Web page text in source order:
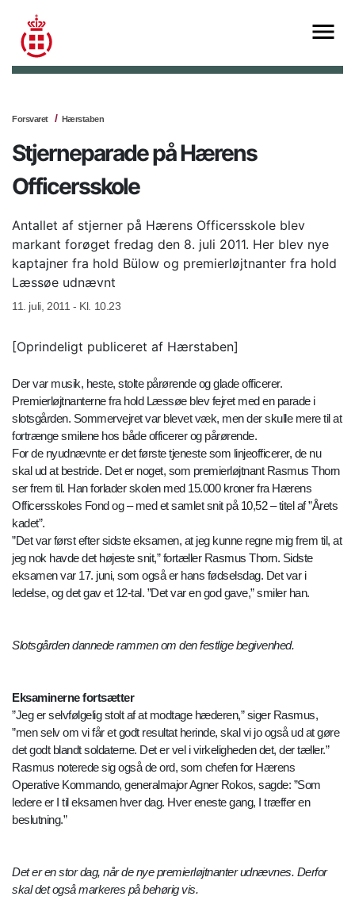
Forsvaret Hærstaben
Stjerneparade på Hærens
Officersskole
Antallet af stjerner på Hærens Officersskole blev
markant forøget fredag den 8. juli 2011. Her blev nye
kaptajner fra hold Bülow og premierløjtnanter fra hold
Læssøe udnævnt
11. juli, 2011 - Kl. 10.23
[Oprindeligt publiceret af Hærstaben]
Der var musik, heste, stolte pårørende og glade officerer.
Premierløjtnanterne fra hold Læssøe blev fejret med en parade i
slotsgården. Sommervejret var blevet væk, men der skulle mere til at
fortrænge smilene hos både officerer og pårørende.
For de nyudnævnte er det første tjeneste som linjeofficerer, de nu
skal ud at bestride. Det er noget, som premierløjtnant Rasmus Thorn
ser frem til. Han forlader skolen med 15.000 kroner fra Hærens
Officersskoles Fond og – med et samlet snit på 10,52 – titel af ”Årets
kadet”.
”Det var først efter sidste eksamen, at jeg kunne regne mig frem til, at
jeg nok havde det højeste snit,” fortæller Rasmus Thorn. Sidste
eksamen var 17. juni, som også er hans fødselsdag. Det var i
ledelse, og det gav et 12-tal. ”Det var en god gave,” smiler han.
Slotsgården dannede rammen om den festlige begivenhed.
Eksaminerne fortsætter
”Jeg er selvfølgelig stolt af at modtage hæderen,” siger Rasmus,
”men selv om vi får et godt resultat herinde, skal vi jo også ud at gøre
det godt blandt soldaterne. Det er vel i virkeligheden det, der tæller.”
Rasmus noterede sig også de ord, som chefen for Hærens
Operative Kommando, generalmajor Agner Rokos, sagde: ”Som
ledere er I til eksamen hver dag. Hver eneste gang, I træffer en
beslutning.”
Det er en stor dag, når de nye premierløjtnanter udnævnes. Derfor
skal det også markeres på behørig vis.